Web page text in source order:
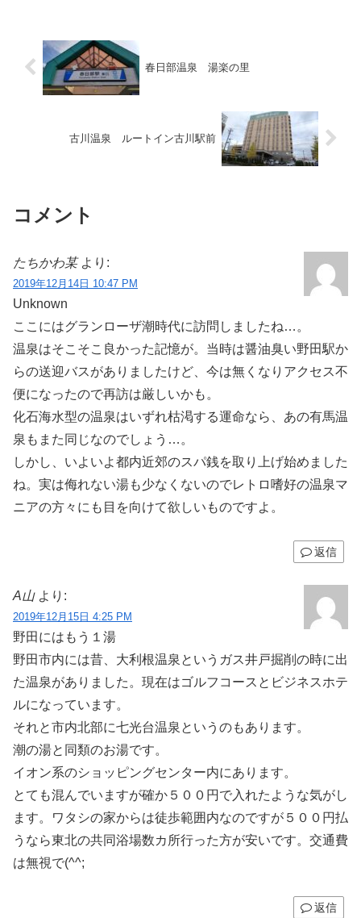
春日部温泉 湯楽の里
古川温泉 ルートイン古川駅前
コメント
たちかわ某 より:
2019年12月14日 10:47 PM
Unknown
ここにはグランローザ潮時代に訪問しましたね…。
温泉はそこそこ良かった記憶が。当時は醤油臭い野田駅か
らの送迎バスがありましたけど、今は無くなりアクセス不
便になったので再訪は厳しいかも。
化石海水型の温泉はいずれ枯渇する運命なら、あの有馬温
泉もまた同じなのでしょう…。
しかし、いよいよ都内近郊のスパ銭を取り上げ始めました
ね。実は侮れない湯も少なくないのでレトロ嗜好の温泉マ
ニアの方々にも目を向けて欲しいものですよ。
返信
A山 より:
2019年12月15日 4:25 PM
野田にはもう１湯
野田市内には昔、大利根温泉というガス井戸掘削の時に出
た温泉がありました。現在はゴルフコースとビジネスホテ
ルになっています。
それと市内北部に七光台温泉というのもあります。
潮の湯と同類のお湯です。
イオン系のショッピングセンター内にあります。
とても混んでいますが確か５００円で入れたような気がし
ます。ワタシの家からは徒歩範囲内なのですが５００円払
うなら東北の共同浴場数カ所行った方が安いです。交通費
は無視で(^^;
返信